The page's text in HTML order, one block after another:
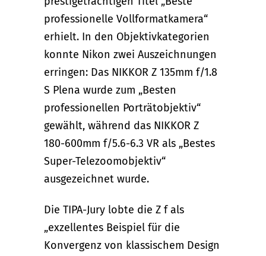
professionelle Vollformatkamera“
erhielt. In den Objektivkategorien
konnte Nikon zwei Auszeichnungen
erringen: Das NIKKOR Z 135mm f/1.8
S Plena wurde zum „Besten
professionellen Porträtobjektiv“
gewählt, während das NIKKOR Z
180-600mm f/5.6-6.3 VR als „Bestes
Super-Telezoomobjektiv“
ausgezeichnet wurde.
Die TIPA-Jury lobte die Z f als
„exzellentes Beispiel für die
Konvergenz von klassischem Design